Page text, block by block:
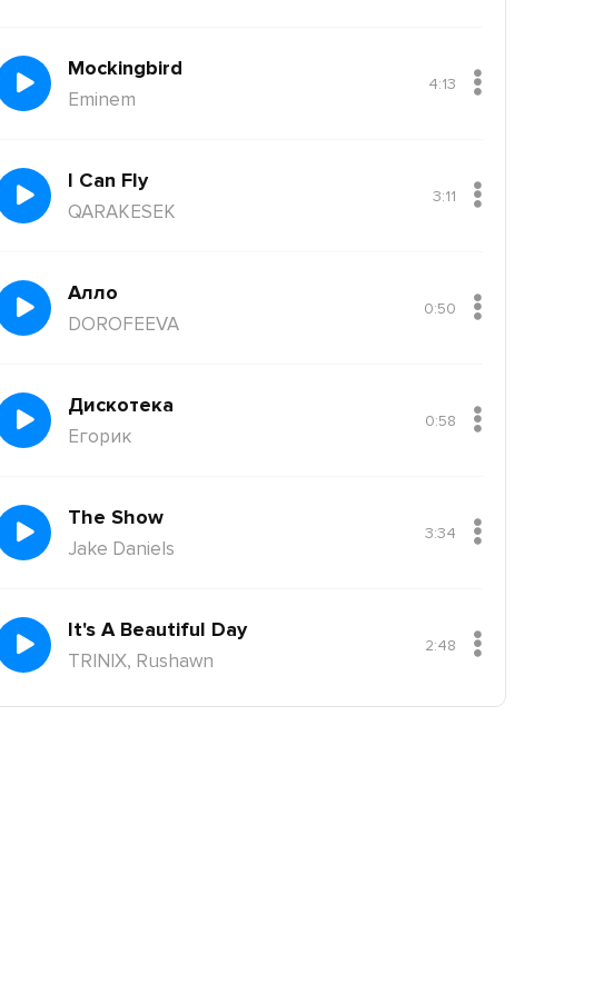
Mockingbird
Eminem
4:13
I Can Fly
QARAKESEK
3:11
Алло
DOROFEEVA
0:50
Дискотека
Егорик
0:58
The Show
Jake Daniels
3:34
It's A Beautiful Day
TRINIX, Rushawn
2:48